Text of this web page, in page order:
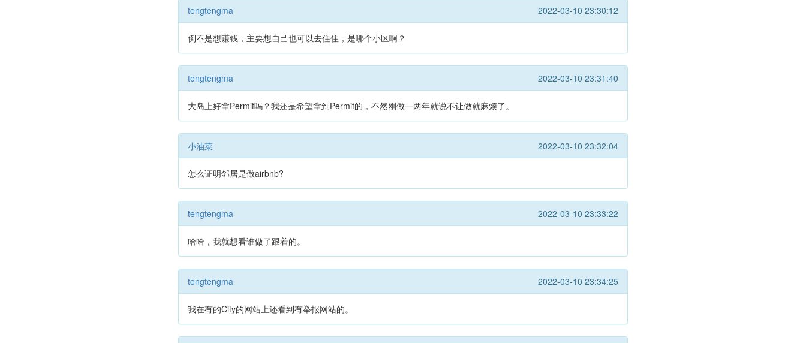
tengtengma 2022-03-10 23:30:12
倒不是想赚钱，主要想自己也可以去住住，是哪个小区啊？
tengtengma 2022-03-10 23:31:40
大岛上好拿Permit吗？我还是希望拿到Permit的，不然刚做一两年就说不让做就麻烦了。
小油菜 2022-03-10 23:32:04
怎么证明邻居是做airbnb?
tengtengma 2022-03-10 23:33:22
哈哈，我就想看谁做了跟着的。
tengtengma 2022-03-10 23:34:25
我在有的City的网站上还看到有举报网站的。